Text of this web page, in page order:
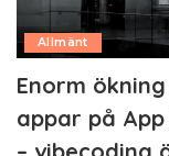
Allmänt
Enorm
appar på